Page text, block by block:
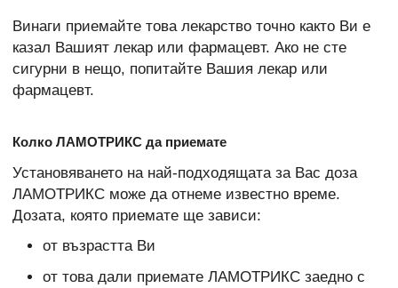
Винаги приемайте това лекарство точно както Ви е
казал Вашият лекар или фармацевт. Ако не сте
сигурни в нещо, попитайте Вашия лекар или
фармацевт.
Колко ЛАМОТРИКС да приемате
Установяването на най-подходящата за Вас доза
ЛАМОТРИКС може да отнеме известно време.
Дозата, която приемате ще зависи:
от възрастта Ви
от това дали приемате ЛАМОТРИКС заедно с